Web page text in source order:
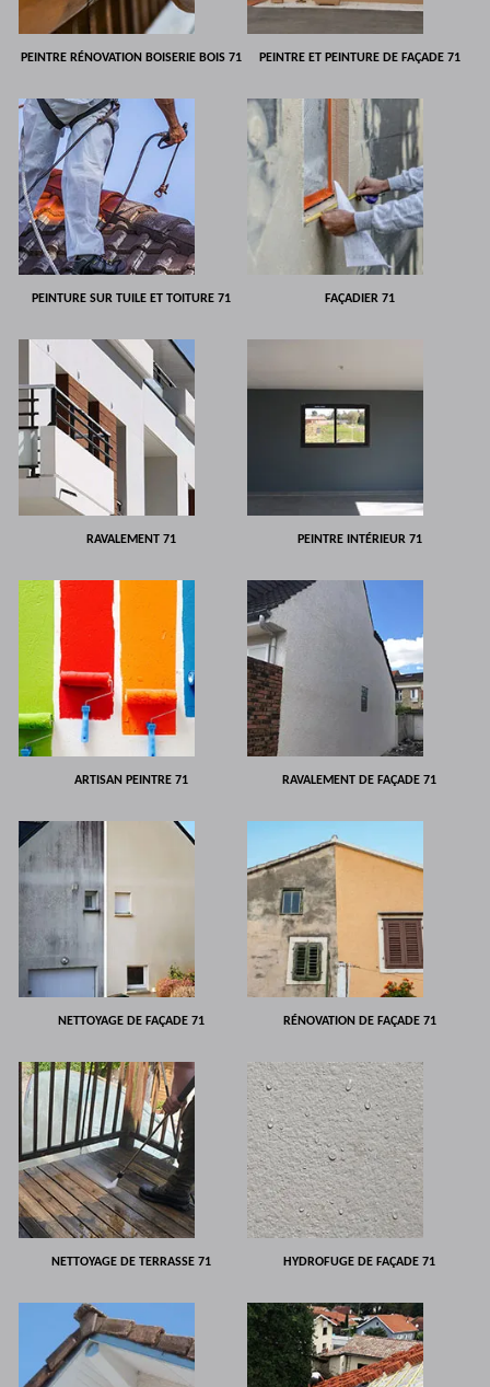
PEINTRE RÉNOVATION BOISERIE BOIS 71 PEINTRE ET PEINTURE DE FAÇADE 71
PEINTURE SUR TUILE ET TOITURE 71 FAÇADIER 71
RAVALEMENT 71 PEINTRE INTÉRIEUR 71
ARTISAN PEINTRE 71 RAVALEMENT DE FAÇADE 71
NETTOYAGE DE FAÇADE 71 RÉNOVATION DE FAÇADE 71
NETTOYAGE DE TERRASSE 71 HYDROFUGE DE FAÇADE 71